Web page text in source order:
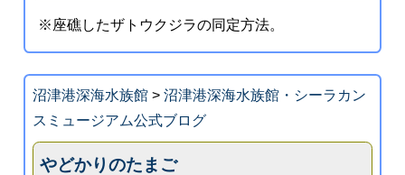
※座礁したザトウクジラの同定方法。
沼津港深海水族館> 沼津港深海水族館・シーラカン
スミュージアム公式ブログ
やどかりのたまご